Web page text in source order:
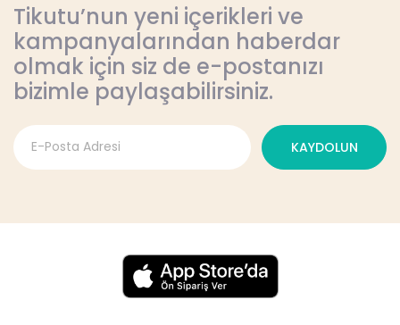
Tikutu’nun yeni içerikleri ve
kampanyalarından haberdar
olmak için siz de e-postanızı
bizimle paylaşabilirsiniz.
KAYDOLUN